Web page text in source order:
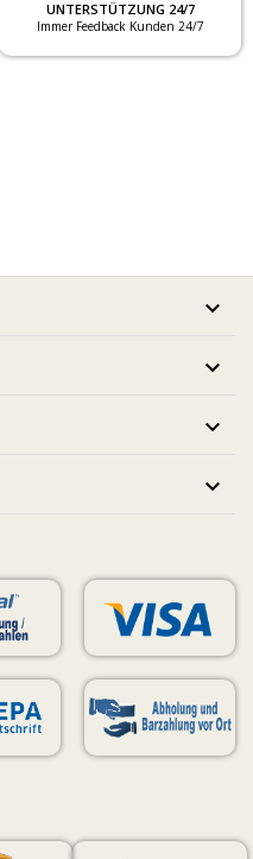
UNTERSTÜTZUNG 24/7
Immer Feedback Kunden 24/7



